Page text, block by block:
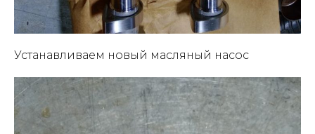
Устанавливаем новый масляный насос